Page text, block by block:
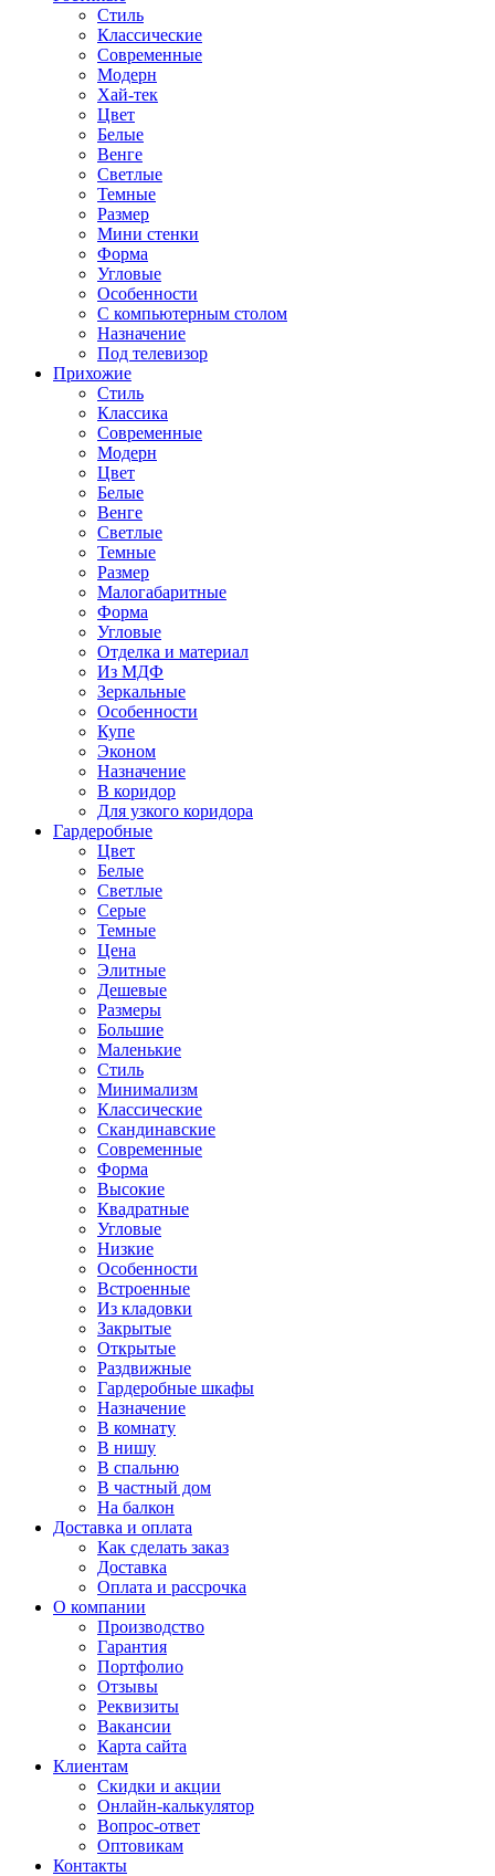
Стиль
Классические
Современные
Модерн
Хай-тек
Цвет
Белые
Венге
Светлые
Темные
Размер
Мини стенки
Форма
Угловые
Особенности
С компьютерным столом
Назначение
Под телевизор
Прихожие
Стиль
Классика
Современные
Модерн
Цвет
Белые
Венге
Светлые
Темные
Размер
Малогабаритные
Форма
Угловые
Отделка и материал
Из МДФ
Зеркальные
Особенности
Купе
Эконом
Назначение
В коридор
Для узкого коридора
Гардеробные
Цвет
Белые
Светлые
Серые
Темные
Цена
Элитные
Дешевые
Размеры
Большие
Маленькие
Стиль
Минимализм
Классические
Скандинавские
Современные
Форма
Высокие
Квадратные
Угловые
Низкие
Особенности
Встроенные
Из кладовки
Закрытые
Открытые
Раздвижные
Гардеробные шкафы
Назначение
В комнату
В нишу
В спальню
В частный дом
На балкон
Доставка и оплата
Как сделать заказ
Доставка
Оплата и рассрочка
О компании
Производство
Гарантия
Портфолио
Отзывы
Реквизиты
Вакансии
Карта сайта
Клиентам
Скидки и акции
Онлайн-калькулятор
Вопрос-ответ
Оптовикам
Контакты